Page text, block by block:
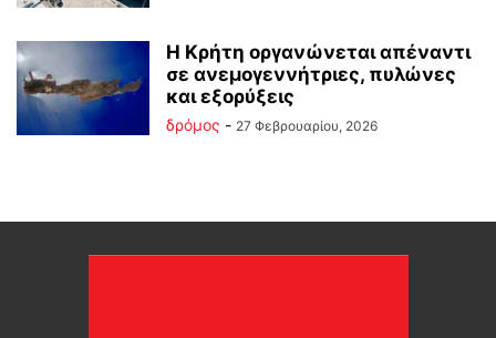
Η Κρήτη οργανώνεται απέναντι
σε ανεμογεννήτριες, πυλώνες
και εξορύξεις
δρόμος - 27 Φεβρουαρίου, 2026